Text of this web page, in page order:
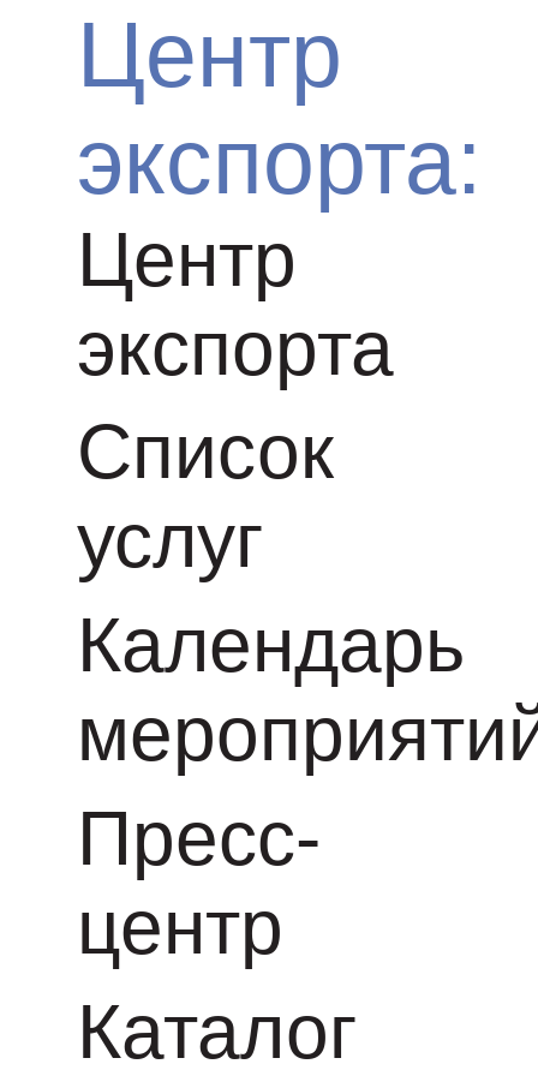
Центр
экспорта:
Центр
экспорта
Список
услуг
Календарь
Пресс-
центр
Каталог